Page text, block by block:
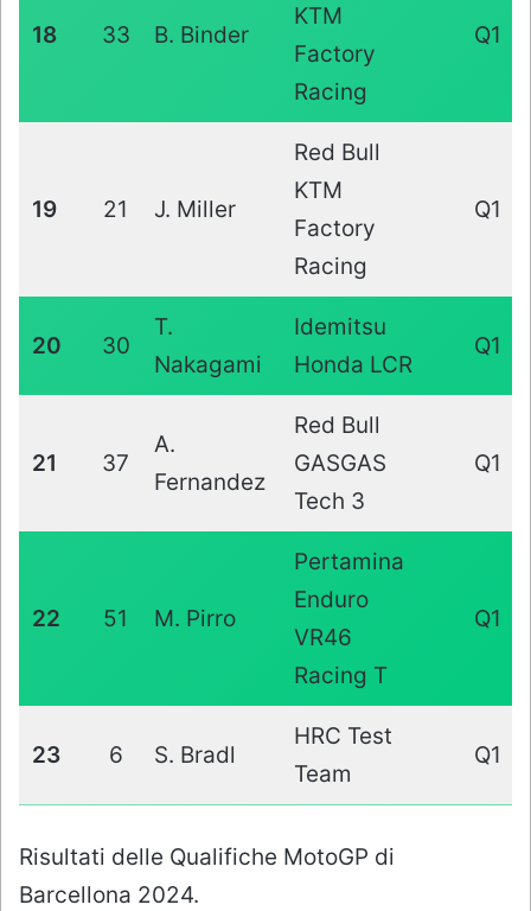
18 33 B. Binder
KTM
Factory
Racing
Q1
19 21 J. Miller
Red Bull
KTM
Factory
Racing
Q1
20 30
T.
Nakagami
Idemitsu
Honda LCR
Q1
21 37
A.
Fernandez
Red Bull
GASGAS
Tech 3
Q1
22 51 M. Pirro
Pertamina
Enduro
VR46
Racing T
Q1
23 6 S. Bradl
HRC Test
Team
Q1
Risultati delle Qualifiche MotoGP di
Barcellona 2024.